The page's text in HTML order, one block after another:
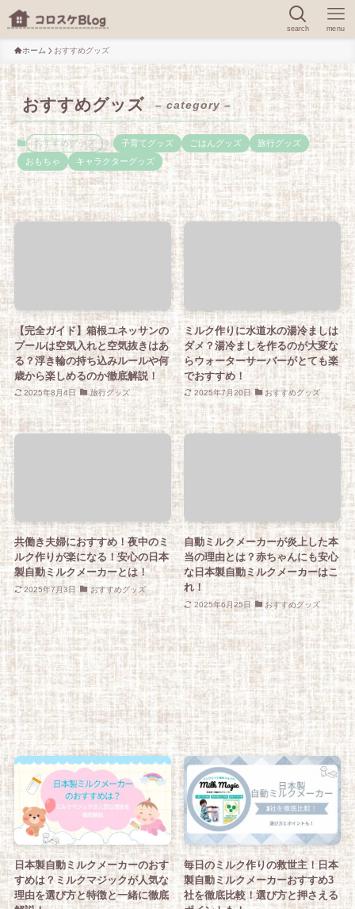
search menu
ホーム おすすめグッズ
おすすめグッズ – category –
おすすめグッズ 子育てグッズ ごはんグッズ
旅行グッズ
おもちゃ
キャラクターグッズ
【完全ガイド】箱根ユネッサンの
プールは空気入れと空気抜きはあ
る？浮き輪の持ち込みルールや何
歳から楽しめるのか徹底解説！
2025年8月4日 旅行グッズ
ミルク作りに水道水の湯冷ましは
ダメ？湯冷ましを作るのが大変な
らウォーターサーバーがとても楽
でおすすめ！
2025年7月20日 おすすめグッズ
共働き夫婦におすすめ！夜中のミ
ルク作りが楽になる！安心の日本
製自動ミルクメーカーとは！
2025年7月3日 おすすめグッズ
自動ミルクメーカーが炎上した本
当の理由とは？赤ちゃんにも安心
な日本製自動ミルクメーカーはこ
れ！
2025年6月25日 おすすめグッズ
日本製自動ミルクメーカーのおす
すめは？ミルクマジックが人気な
理由を選び方と特徴と一緒に徹底
毎日のミルク作りの救世主！日本
製自動ミルクメーカーおすすめ3
社を徹底比較！選び方と押さえる